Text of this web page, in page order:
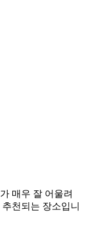
매우 잘 어울려
천되는 장소입니